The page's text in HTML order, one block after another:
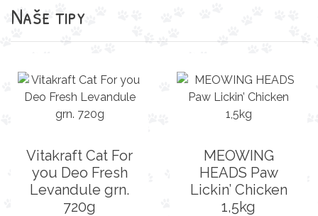
Naše tipy
Vitakraft Cat For
you Deo Fresh
Levandule grn.
720g
MEOWING
HEADS Paw
Lickin’ Chicken
1,5kg